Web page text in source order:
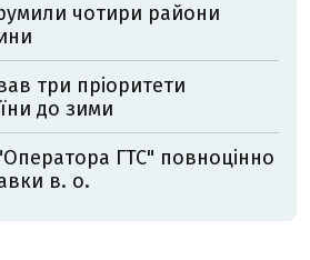
чотири райони
три пріоритети
до зими
ГТС" повноцінно
в. о.